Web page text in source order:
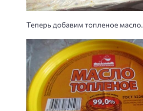
Теперь добавим топленое масло.